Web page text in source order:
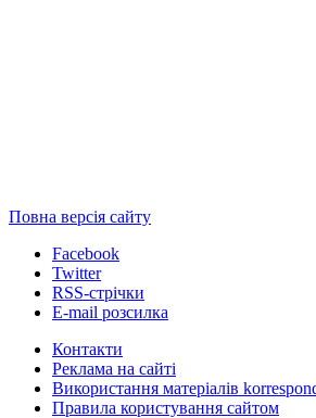
Повна версія сайту
Facebook
Twitter
RSS-стрічки
E-mail розсилка
Контакти
Реклама на сайті
Використання матеріалів
Правила користування сайтом